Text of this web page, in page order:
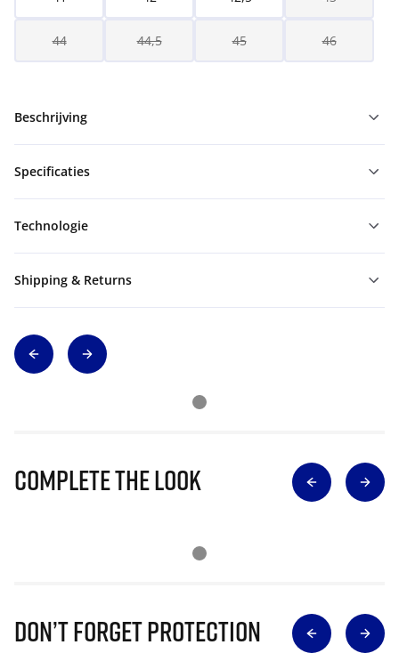
44 44,5 45 46
Beschrijving
Specificaties
Technologie
Shipping & Returns
Complete The Look
Don’t Forget Protection